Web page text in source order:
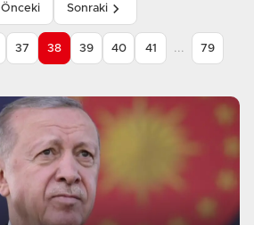
Önceki
37 38 39 40 41 ... 79
Sonraki